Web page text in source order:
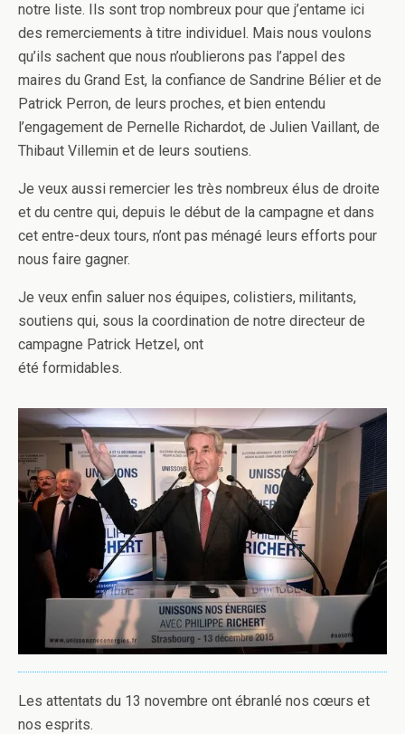
notre liste. Ils sont trop nombreux pour que j’entame ici
des remerciements à titre individuel. Mais nous voulons
qu’ils sachent que nous n’oublierons pas l’appel des
maires du Grand Est, la confiance de Sandrine Bélier et de
Patrick Perron, de leurs proches, et bien entendu
l’engagement de Pernelle Richardot, de Julien Vaillant, de
Thibaut Villemin et de leurs soutiens.
Je veux aussi remercier les très nombreux élus de droite
et du centre qui, depuis le début de la campagne et dans
cet entre-deux tours, n’ont pas ménagé leurs efforts pour
nous faire gagner.
Je veux enfin saluer nos équipes, colistiers, militants,
soutiens qui, sous la coordination de notre directeur de
campagne Patrick Hetzel, ont
été formidables.
Les attentats du 13 novembre ont ébranlé nos cœurs et
nos esprits.